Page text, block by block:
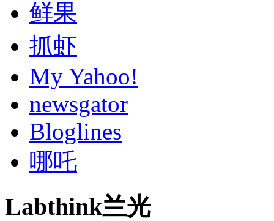
鲜果
抓虾
My Yahoo!
newsgator
Bloglines
哪吒
Labthink兰光